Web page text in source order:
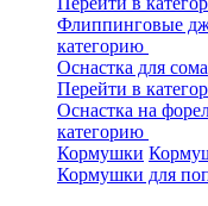
Флиппинговые
категорию
Оснастка для сома
Перейти в
Оснастка на
категорию
Кормушки
Кормушки для